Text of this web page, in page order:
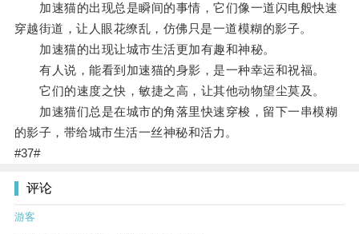
加速猫的出现总是瞬间的事情，它们像一道闪电般快速
穿越街道，让人眼花缭乱，仿佛只是一道模糊的影子。
加速猫的出现让城市生活更加有趣和神秘。
有人说，能看到加速猫的身影，是一种幸运和祝福。
它们的速度之快，敏捷之高，让其他动物望尘莫及。
加速猫们总是在城市的角落里快速穿梭，留下一串模糊
的影子，带给城市生活一丝神秘和活力。
#37#
评论
游客